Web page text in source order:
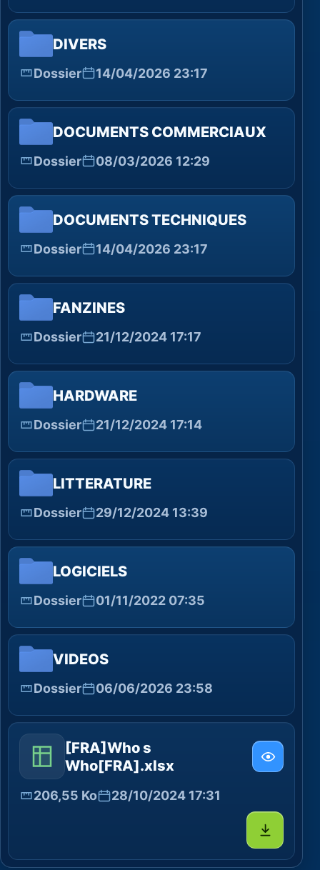
DIVERS
Dossier 14/04/2026 23:17
DOCUMENTS COMMERCIAUX
Dossier 08/03/2026 12:29
DOCUMENTS TECHNIQUES
Dossier 14/04/2026 23:17
FANZINES
Dossier 21/12/2024 17:17
HARDWARE
Dossier 21/12/2024 17:14
LITTERATURE
Dossier 29/12/2024 13:39
LOGICIELS
Dossier 01/11/2022 07:35
VIDEOS
Dossier 06/06/2026 23:58
[FRA]Who s
Who[FRA].xlsx
206,55 Ko 28/10/2024 17:31